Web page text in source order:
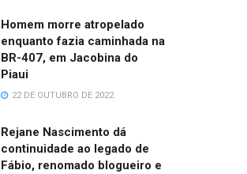
Homem morre atropelado
enquanto fazia caminhada na
BR-407, em Jacobina do
Piaui
22 DE OUTUBRO DE 2022
Rejane Nascimento dá
continuidade ao legado de
Fábio, renomado blogueiro e